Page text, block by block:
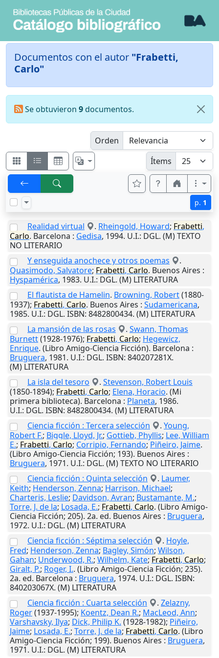
Documentos con el autor "Frabetti,
Carlo"
Se obtuvieron 9documentos.
Orden
Ítems
p. 1
Realidad virtual . Rheingold, Howard; Frabetti,
Carlo. Barcelona : Gedisa, 1994. U.I.: DGL. (M) TEXTO
NO LITERARIO
Y enseguida anochece y otros poemas
.
Quasimodo, Salvatore; Frabetti, Carlo. Buenos Aires :
Hyspamérica, 1983. U.I.: DGL. (M) LITERATURA
El flautista de Hamelin. Browning, Robert(1880-
1937); Frabetti, Carlo. Buenos Aires : Sudamericana,
1985. U.I.: DGL. ISBN: 8482800434. (M) LITERATURA
La mansión de las rosas
. Swann, Thomas
Burnett(1928-1976); Frabetti, Carlo; Hegewicz,
Enrique. (Libro Amigo-Ciencia Ficción). Barcelona :
Bruguera, 1981. U.I.: DGL. ISBN: 840207281X.
(M) LITERATURA
La isla del tesoro
. Stevenson, Robert Louis
(1850-1894); Frabetti, Carlo; Elena, Horacio. (Mi
primera biblioteca). Barcelona : Planeta, 1986.
U.I.: DGL. ISBN: 8482800434. (M) LITERATURA
Ciencia ficción : Tercera selección
. Young,
Robert F.; Biggle, Lloyd, Jr.; Gottieb, Phyllis; Lee, William
E.; Frabetti, Carlo; Corripio, Fernando; Piñeiro, Jaime.
(Libro Amigo-Ciencia Ficción; 193). Buenos Aires :
Bruguera, 1971. U.I.: DGL. (M) TEXTO NO LITERARIO
Ciencia ficción : Quinta selección
. Laumer,
Keith; Henderson, Zenna; Harrison, Michael;
Charteris, Leslie; Davidson, Avran; Bustamante, M.;
Torre, J. de la; Losada, E.; Frabetti, Carlo. (Libro Amigo-
Ciencia Ficción; 205). 2a. ed. Buenos Aires : Bruguera,
1972. U.I.: DGL. (M) LITERATURA
Ciencia ficción : Séptima selección
. Hoyle,
Fred; Henderson, Zenna; Bagley, Simón; Wilson,
Gahan; Underwood, R.; Wilhelm, Kate; Frabetti, Carlo;
Giralt, P.; Roger, I.. (Libro Amigo-Ciencia Ficción; 235).
2a. ed. Barcelona : Bruguera, 1974. U.I.: DGL. ISBN:
840203067X. (M) LITERATURA
Ciencia ficción : Cuarta selección
. Zelazny,
Roger(1937-1995); Koentz, Dean R.; MacLeod, Ann;
Varshavsky, Ilya; Dick, Philip K. (1928-1982); Piñeiro,
Jaime; Losada, E.; Torre, J. de la; Frabetti, Carlo. (Libro
Amigo-Ciencia Ficción; 199). Buenos Aires : Bruguera,
1971. U.I.: DGL. (M) LITERATURA